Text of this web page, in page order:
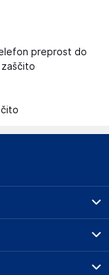
preprost do